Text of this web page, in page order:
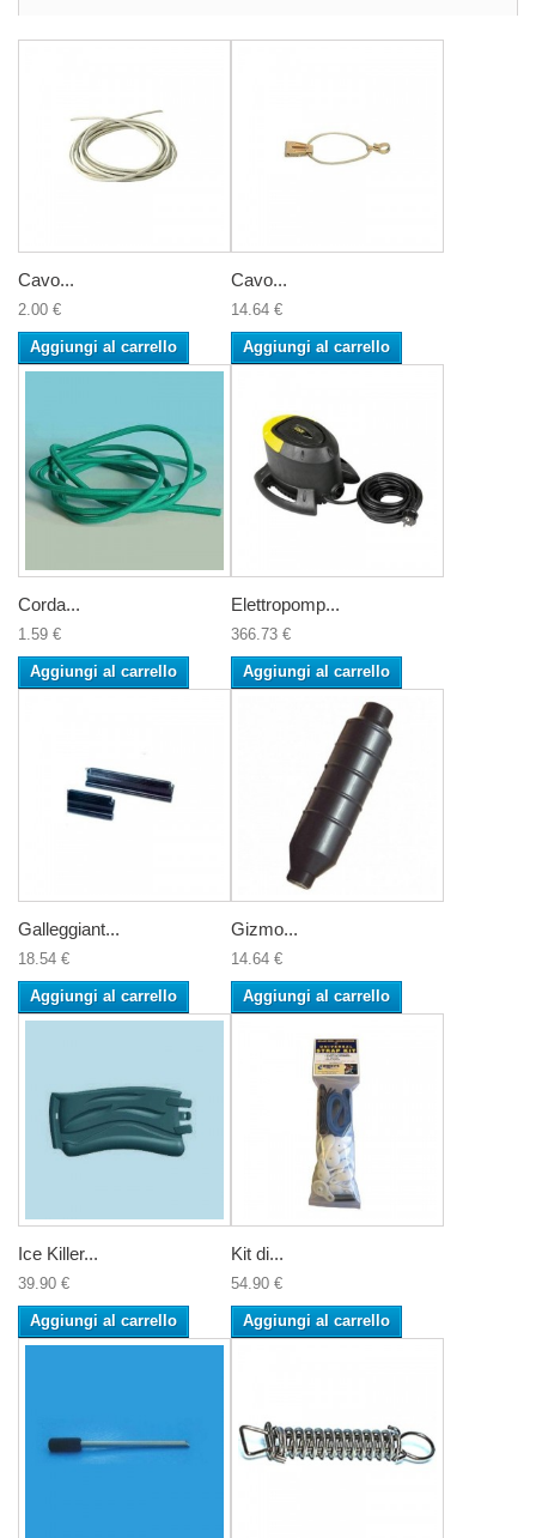
Cavo...
2.00 €
Aggiungi al carrello
Cavo...
14.64 €
Aggiungi al carrello
Corda...
1.59 €
Aggiungi al carrello
Elettropomp...
366.73 €
Aggiungi al carrello
Galleggiant...
18.54 €
Aggiungi al carrello
Gizmo...
14.64 €
Aggiungi al carrello
Ice Killer...
39.90 €
Aggiungi al carrello
Kit di...
54.90 €
Aggiungi al carrello